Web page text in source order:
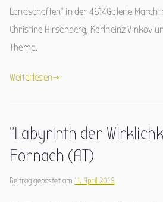
Landschaften” in der 4614Galerie
Christine Hirschberg, Karlheinz Vinkov
Thema.
Weiterlesen
“Labyrinth der
Fornach (AT)
Beitrag gepostet am11. April 2019